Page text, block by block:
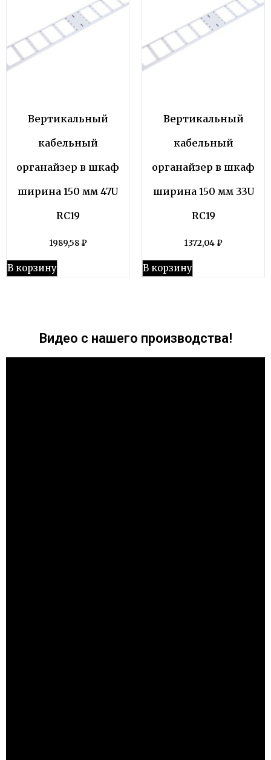
Вертикальный
кабельный
органайзер в шкаф
ширина 150 мм 47U
RC19
1989,58 ₽
В корзину
Вертикальный
кабельный
органайзер в шкаф
ширина 150 мм 33U
RC19
1372,04 ₽
В корзину
Видео с нашего производства!